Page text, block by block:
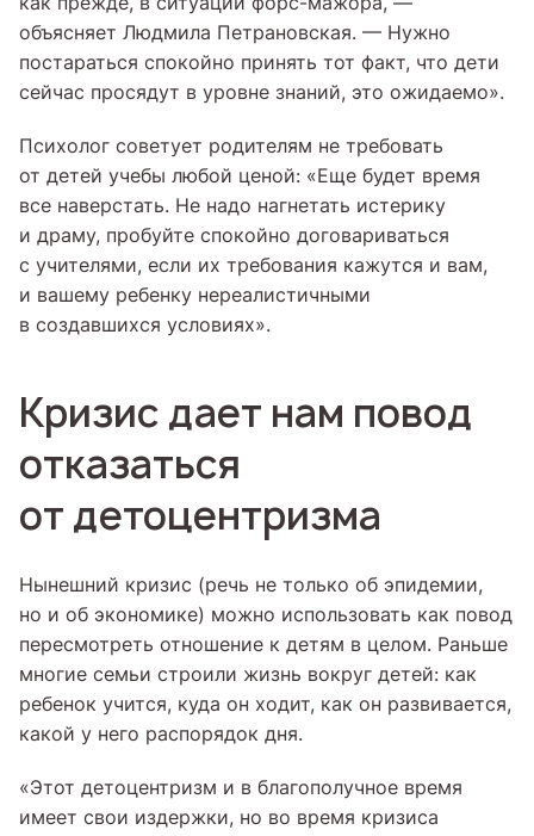
объясняет Людмила Петрановская. — Нужно
постараться спокойно принять тот факт, что дети
сейчас просядут в уровне знаний, это ожидаемо».
Психолог советует родителям не требовать
от детей учебы любой ценой: «Еще будет время
все наверстать. Не надо нагнетать истерику
и драму, пробуйте спокойно договариваться
с учителями, если их требования кажутся и вам,
и вашему ребенку нереалистичными
в создавшихся условиях».
Кризис дает нам повод
отказаться
от детоцентризма
Нынешний кризис (речь не только об эпидемии,
но и об экономике) можно использовать как повод
пересмотреть отношение к детям в целом. Раньше
многие семьи строили жизнь вокруг детей: как
ребенок учится, куда он ходит, как он развивается,
какой у него распорядок дня.
«Этот детоцентризм и в благополучное время
имеет свои издержки, но во время кризиса